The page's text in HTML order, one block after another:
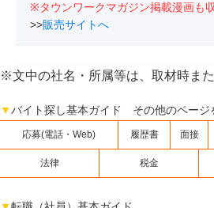
※タウンワークマガジン掲載漫画も
>>販売サイトへ
※文中の社名・所属等は、取材時ま
▼バイト探し基本ガイド その他のページ
応募(電話・Web) 履歴書 面接
法律 税金